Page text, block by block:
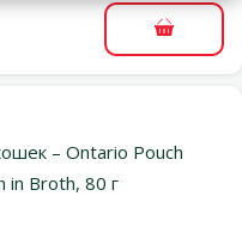
В
– Ontario Pouch
in Broth, 80 г